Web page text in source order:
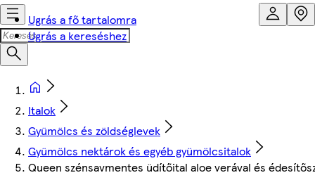
Ugrás a fő tartalomra
Ugrás a kereséshez
Italok
Gyümölcs és zöldséglevek
Gyümölcs nektárok és egyéb gyümölcsitalok
Queen szénsavmentes üdítőital aloe verával és